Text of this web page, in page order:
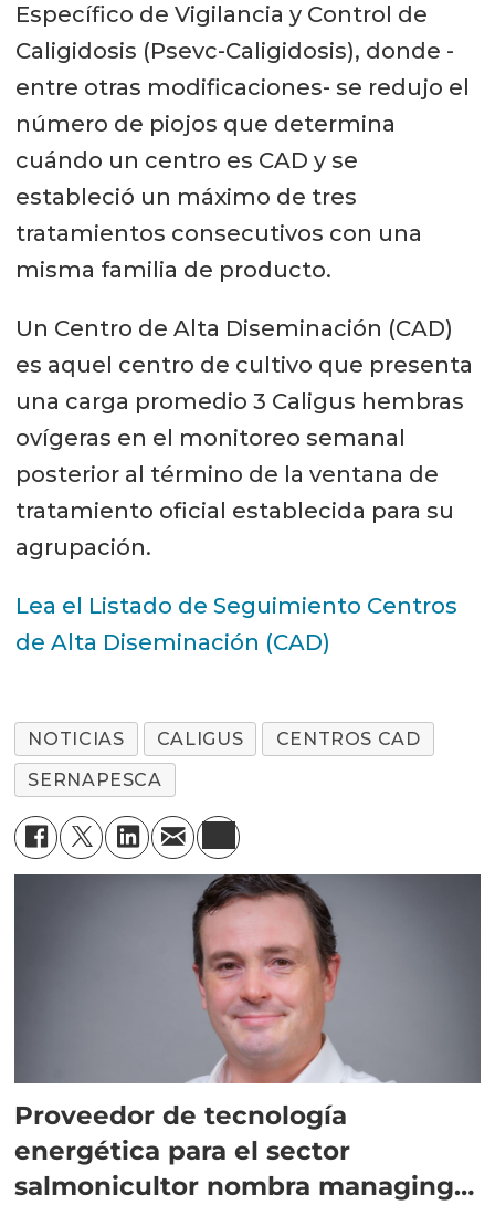
Específico de Vigilancia y Control de
Caligidosis (Psevc-Caligidosis), donde -
entre otras modificaciones- se redujo el
número de piojos que determina
cuándo un centro es CAD y se
estableció un máximo de tres
tratamientos consecutivos con una
misma familia de producto.
Un Centro de Alta Diseminación (CAD)
es aquel centro de cultivo que presenta
una carga promedio 3 Caligus hembras
ovígeras en el monitoreo semanal
posterior al término de la ventana de
tratamiento oficial establecida para su
agrupación.
Lea el Listado de Seguimiento Centros
de Alta Diseminación (CAD)
NOTICIAS CALIGUS
CENTROS CAD
SERNAPESCA
Proveedor de tecnología
energética para el sector
salmonicultor nombra managing